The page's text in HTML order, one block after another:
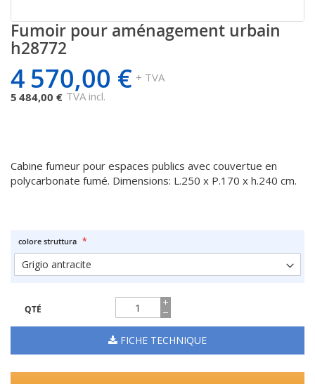
Fumoir pour aménagement urbain
h28772
4 570,00 € + TVA
5 484,00 € TVA incl.
Cabine fumeur pour espaces publics avec couvertue en
polycarbonate fumé. Dimensions: L.250 x P.170 x h.240 cm.
colore struttura
QTÉ
FICHE TECHNIQUE
Passer
au
début
de
la
Galerie